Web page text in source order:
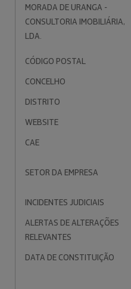
MORADA DE URANGA -
CONSULTORIA IMOBILIÁRIA,
LDA.
CÓDIGO POSTAL
CONCELHO
DISTRITO
WEBSITE
CAE
SETOR DA EMPRESA
INCIDENTES JUDICIAIS
ALERTAS DE ALTERAÇÕES
RELEVANTES
DATA DE CONSTITUIÇÃO